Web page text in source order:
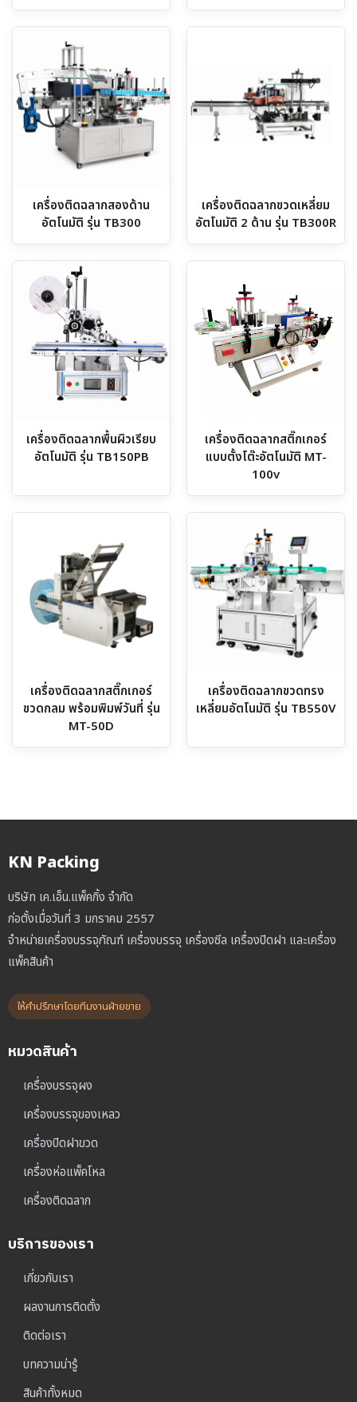
เครื่องติดฉลากสองด้าน
อัตโนมัติ รุ่น TB300
เครื่องติดฉลากขวดเหลี่ยม
อัตโนมัติ 2 ด้าน รุ่น TB300R
เครื่องติดฉลากพื้นผิวเรียบ
อัตโนมัติ รุ่น TB150PB
เครื่องติดฉลากสติ๊กเกอร์
แบบตั้งโต๊ะอัตโนมัติ MT-
100v
เครื่องติดฉลากสติ๊กเกอร์
ขวดกลม พร้อมพิมพ์วันที่ รุ่น
MT-50D
เครื่องติดฉลากขวดทรง
เหลี่ยมอัตโนมัติ รุ่น TB550V
KN Packing
บริษัท เค.เอ็น.แพ็คกิ้ง จำกัด
ก่อตั้งเมื่อวันที่ 3 มกราคม 2557
จำหน่ายเครื่องบรรจุภัณฑ์ เครื่องบรรจุ เครื่องซีล เครื่องปิดฝา และเครื่อง
แพ็คสินค้า
ให้คำปรึกษาโดยทีมงานฝ่ายขาย
หมวดสินค้า
เครื่องบรรจุผง
เครื่องบรรจุของเหลว
เครื่องปิดฝาขวด
เครื่องห่อแพ็คโหล
เครื่องติดฉลาก
บริการของเรา
เกี่ยวกับเรา
ผลงานการติดตั้ง
ติดต่อเรา
บทความน่ารู้
สินค้าทั้งหมด